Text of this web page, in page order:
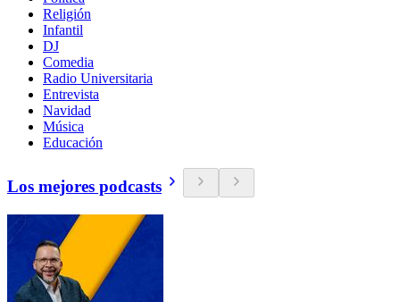
Religión
Infantil
DJ
Comedia
Radio Universitaria
Entrevista
Navidad
Música
Educación
Los mejores podcasts